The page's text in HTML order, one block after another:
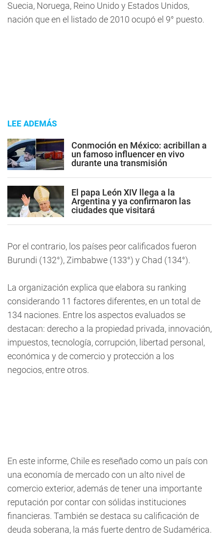
Suecia, Noruega, Reino Unido y Estados Unidos,
nación que en el listado de 2010 ocupó el 9° puesto.
LEE ADEMÁS
Conmoción en México: acribillan a
un famoso influencer en vivo
durante una transmisión
El papa León XIV llega a la
Argentina y ya confirmaron las
ciudades que visitará
Por el contrario, los países peor calificados fueron
Burundi (132°), Zimbabwe (133°) y Chad (134°).
La organización explica que elabora su ranking
considerando 11 factores diferentes, en un total de
134 naciones. Entre los aspectos evaluados se
destacan: derecho a la propiedad privada, innovación,
impuestos, tecnología, corrupción, libertad personal,
económica y de comercio y protección a los
negocios, entre otros.
En este informe, Chile es reseñado como un país con
una economía de mercado con un alto nivel de
comercio exterior, además de tener una importante
reputación por contar con sólidas instituciones
financieras. También se destaca su calificación de
deuda soberana, la más fuerte dentro de Sudamérica.